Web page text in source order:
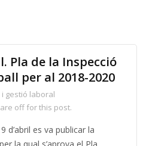
Pla de la Inspecció
per al 2018-2020
gestió laboral
off for this post.
d’abril es va publicar la